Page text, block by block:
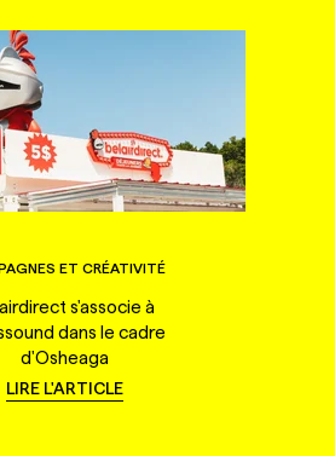
ET CRÉATIVITÉ
s'associe à
dans le cadre
d'Osheaga
LIRE L'ARTICLE